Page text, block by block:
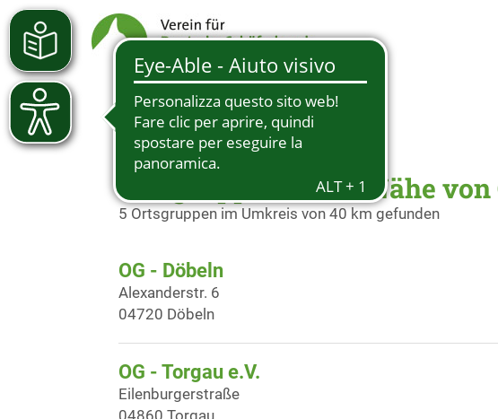
Ortsgruppen in der Nähe
5 Ortsgruppen im Umkreis von 40 km gefunden
OG - Döbeln
Alexanderstr. 6
04720 Döbeln
OG - Torgau e.V.
Eilenburgerstraße
04860 Torgau